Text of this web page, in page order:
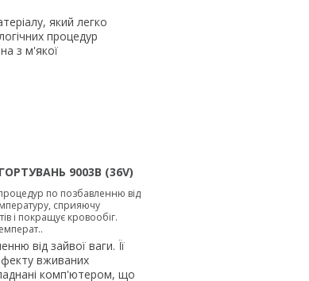
який легко
процедур
з м'якої
9003B (36V)
по позбавленню від
сприяючу
і покращує кровообіг.
від зайвої ваги. Її
вживаних
комп'ютером, що